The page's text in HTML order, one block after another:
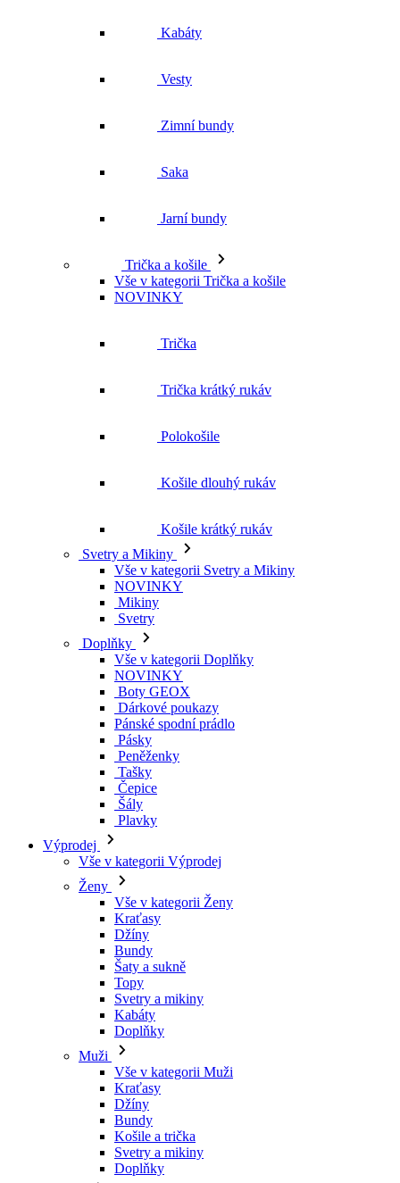
Kabáty
Vesty
Zimní bundy
Saka
Jarní bundy
Trička a košile
Vše v kategorii Trička a košile
NOVINKY
Trička
Trička krátký rukáv
Polokošile
Košile dlouhý rukáv
Košile krátký rukáv
Svetry a Mikiny
Vše v kategorii Svetry a Mikiny
NOVINKY
Mikiny
Svetry
Doplňky
Vše v kategorii Doplňky
NOVINKY
Boty GEOX
Dárkové poukazy
Pánské spodní prádlo
Pásky
Peněženky
Tašky
Čepice
Šály
Plavky
Výprodej
Vše v kategorii Výprodej
Ženy
Vše v kategorii Ženy
Kraťasy
Džíny
Bundy
Šaty a sukně
Topy
Svetry a mikiny
Kabáty
Doplňky
Muži
Vše v kategorii Muži
Kraťasy
Džíny
Bundy
Košile a trička
Svetry a mikiny
Doplňky